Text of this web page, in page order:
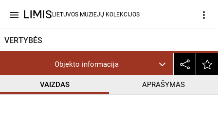
menu LIETUVOS MUZIEJŲ KOLEKCIJOS more_vert
VERTYBĖS
Objekto informacija
VAIZDAS APRAŠYMAS
help_outline